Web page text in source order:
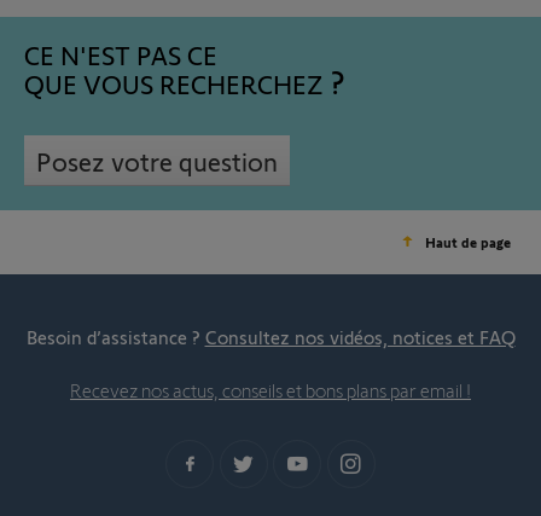
CE N'EST PAS CE
QUE VOUS RECHERCHEZ
Posez votre question
Haut de page
Besoin d’assistance ? Consultez nos vidéos, notices et FAQ
Recevez nos actus, conseils et bons plans par email !